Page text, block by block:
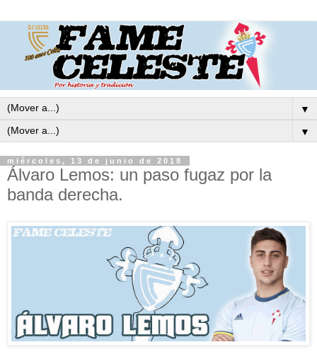
▼
▼
miércoles, 13 de junio de 2018
Álvaro Lemos: un paso fugaz por la
banda derecha.